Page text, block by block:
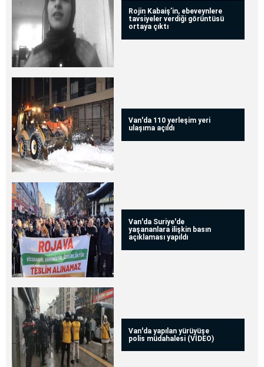
Rojin Kabaiş’in, ebeveynlere
tavsiyeler verdiği görüntüsü
ortaya çıktı
Van'da 110 yerleşim yeri
ulaşıma açıldı
Van'da Suriye'de
yaşananlara ilişkin basın
açıklaması yapıldı
Van'da yapılan yürüyüşe
polis müdahalesi (VİDEO)